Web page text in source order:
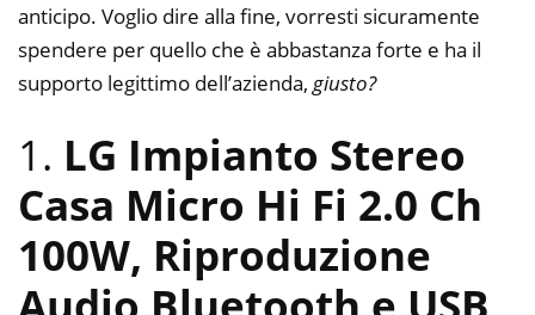
anticipo. Voglio dire alla fine, vorresti sicuramente
spendere per quello che è abbastanza forte e ha il
supporto legittimo dell’azienda, giusto?
1. LG Impianto Stereo
Casa Micro Hi Fi 2.0 Ch
100W, Riproduzione